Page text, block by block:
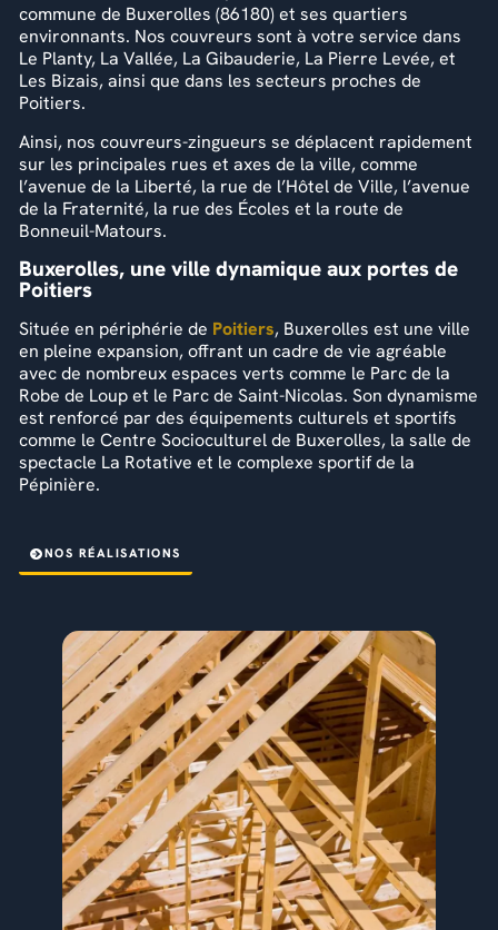
commune de Buxerolles (86180) et ses quartiers
environnants. Nos couvreurs sont à votre service dans
Le Planty, La Vallée, La Gibauderie, La Pierre Levée, et
Les Bizais, ainsi que dans les secteurs proches de
Poitiers.
Ainsi, nos couvreurs-zingueurs se déplacent rapidement
sur les principales rues et axes de la ville, comme
l’avenue de la Liberté, la rue de l’Hôtel de Ville, l’avenue
de la Fraternité, la rue des Écoles et la route de
Bonneuil-Matours.
Buxerolles, une ville dynamique aux portes de
Poitiers
Située en périphérie de Poitiers, Buxerolles est une ville
en pleine expansion, offrant un cadre de vie agréable
avec de nombreux espaces verts comme le Parc de la
Robe de Loup et le Parc de Saint-Nicolas. Son dynamisme
est renforcé par des équipements culturels et sportifs
comme le Centre Socioculturel de Buxerolles, la salle de
spectacle La Rotative et le complexe sportif de la
Pépinière.
NOS RÉALISATIONS